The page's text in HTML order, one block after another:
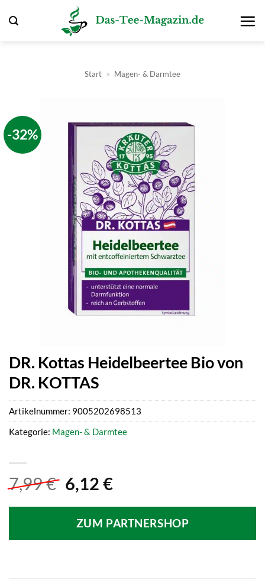
Inhalt
Start » Magen- & Darmtee
-32%
DR. Kottas Heidelbeertee Bio von
DR. KOTTAS
7,99€ Ursprünglicher
war:
7,99 €
6,12 €Aktueller
ist:
6,12 €.
ZUM PARTNERSHOP
Artikelnummer: 9005202698513
Kategorie: Magen- & Darmtee